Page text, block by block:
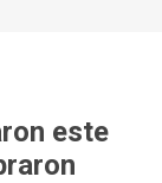
este